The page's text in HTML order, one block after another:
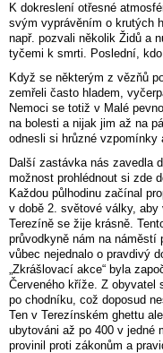
K dokreslení otřesné
svým vyprávěním o krutých
např. pozvali několik Židů a
tyčemi k smrti. Poslední,
Když se některým z vězňů
zemřeli často hladem,
Nemoci se totiž v Malé
na bolesti a nijak jim až na
odnesli si hrůzné vzpomínky
Další zastávka nás zavedla
možnost prohlédnout si zde
Každou půlhodinu začínal
v době 2. světové války,
Terezíně se žije krásně.
průvodkyně nám na
vůbec nejednalo o pravdivý
„Zkrášlovací akce“ byla
Červeného kříže. Z
po chodníku, což doposud
Ten v Terezínském ghettu
ubytováni až po 400 v jedné
provinil proti zákonům a